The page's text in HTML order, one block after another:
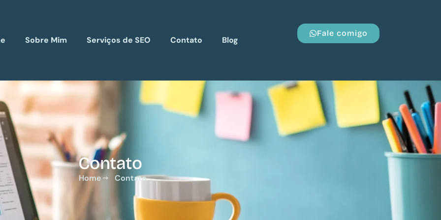
Sobre Mim Serviços de SEO Contato Blog
Fale comigo
Contato
Home Contato